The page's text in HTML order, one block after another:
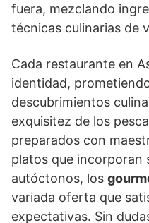
fuera, mezclando
técnicas culinarias de
Cada restaurante en
identidad,
descubrimientos
exquisitez de los
preparados con
platos que incorporan
autóctonos, los
variada oferta que
expectativas. Sin